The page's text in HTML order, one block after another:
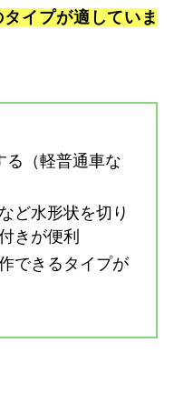
イプが適していま
る（軽普通車な
ど水形状を切り
きが便利
できるタイプが